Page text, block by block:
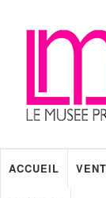
ACCUEIL